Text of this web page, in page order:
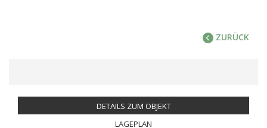
ZURÜCK
DETAILS ZUM OBJEKT
LAGEPLAN